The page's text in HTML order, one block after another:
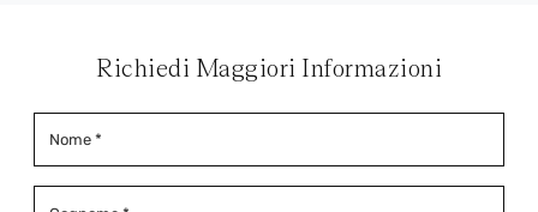
Richiedi Maggiori Informazioni